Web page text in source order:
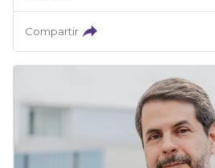
Compartir